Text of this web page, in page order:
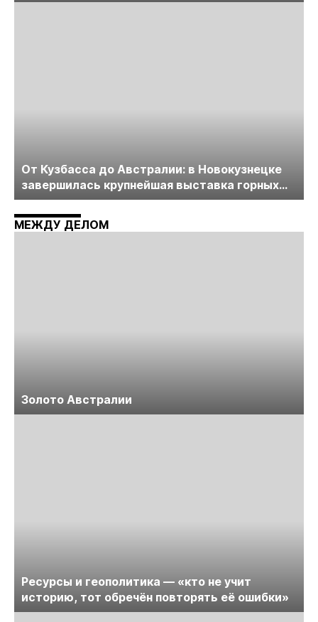
лицензирования, цифровизации, экспертизы
От Кузбасса до Австралии: в Новокузнецке
завершилась крупнейшая выставка горных
технологий «Недра России. Уголь России и
Майнинг»
МЕЖДУ ДЕЛОМ
Золото Австралии
Ресурсы и геополитика — «кто не учит
историю, тот обречён повторять её ошибки»